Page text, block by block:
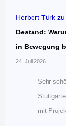
Herbert Türk zu
Bestand:
in Bewegung
24. Juli 2026
Sehr
mit